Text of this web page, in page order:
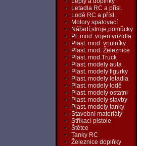
Letadla RC a přísl.
Lodě RC a přísl.
Motory spalovací
Nářadí,stroje,pomůcky
Pl. mod. vojen.vozidla
Plast. mod. vrtulníky
Plast. mod. Železnice
Plast. mod.Truck
Plast. modely auta
Plast. modely figurky
Plast. modely letadla
Plast. modely lodě
Plast. modely ostatni
Plast. modely stavby
Plast. modely tanky
Stavební materiály
Stříkací pistole
Štětce
Tanky RC
Železnice doplňky